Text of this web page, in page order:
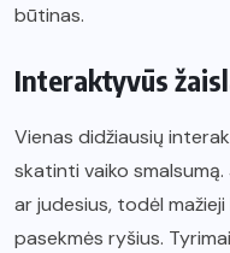
būtinas.
Interaktyvūs
Vienas didžiausių
skatinti vaiko
ar judesius, todėl
pasekmės ryšius.